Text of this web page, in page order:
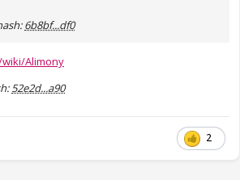
6b8bf...df0
Alimony
52e2d...a90
2